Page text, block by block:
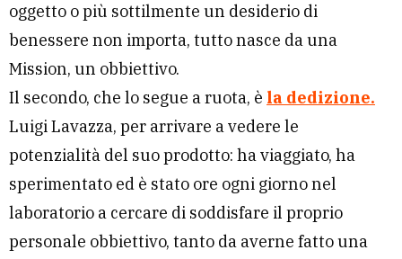
oggetto o più sottilmente un desiderio di
benessere non importa, tutto nasce da una
Mission, un obbiettivo.
Il secondo, che lo segue a ruota, è la dedizione.
Luigi Lavazza, per arrivare a vedere le
potenzialità del suo prodotto: ha viaggiato, ha
sperimentato ed è stato ore ogni giorno nel
laboratorio a cercare di soddisfare il proprio
personale obbiettivo, tanto da averne fatto una